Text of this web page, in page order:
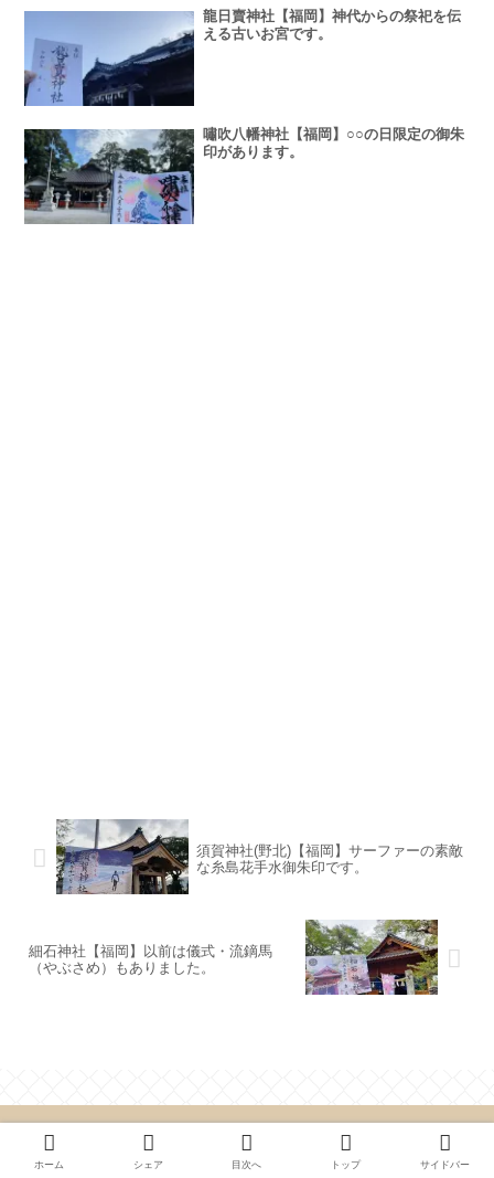
龍日賣神社【福岡】神代からの祭祀を伝
える古いお宮です。
嘯吹八幡神社【福岡】○○の日限定の御朱
印があります。
須賀神社(野北)【福岡】サーファーの素敵
な糸島花手水御朱印です。
細石神社【福岡】以前は儀式・流鏑馬
（やぶさめ）もありました。
カテゴリー
ホーム シェア 目次へ トップ サイドバー